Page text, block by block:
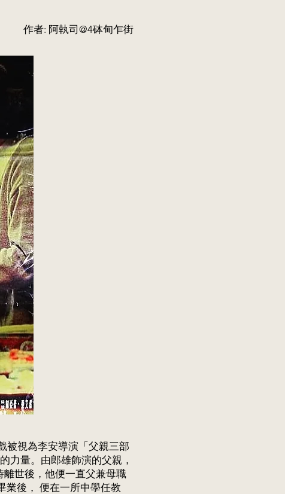
作者: 阿執司@4砵甸乍街
被視為李安導演「父親三部
力量。由郎雄飾演的父親，
世後，他便一直父兼母職
業後， 便在一所中學任教